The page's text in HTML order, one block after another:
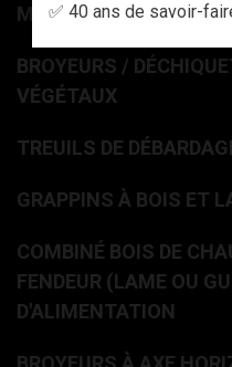
MONTE BOIS
BROYEURS /
VÉGÉTAUX
TREUILS DE
GRAPPINS À BOIS ET
COMBINÉ BOIS DE
FENDEUR (LAME OU
D'ALIMENTATION
✅ 40 ans de savoir-